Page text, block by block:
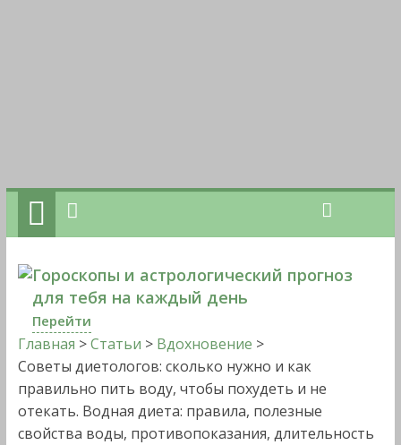
Гороскопы и астрологический прогноз
для тебя на каждый день
Перейти
Главная >Статьи > Вдохновение >
Советы диетологов: сколько нужно и как
правильно пить воду, чтобы похудеть и не
отекать. Водная диета: правила, полезные
свойства воды, противопоказания, длительность